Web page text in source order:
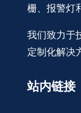
栅、报警灯
我们致力于
定制化解决
站内链接